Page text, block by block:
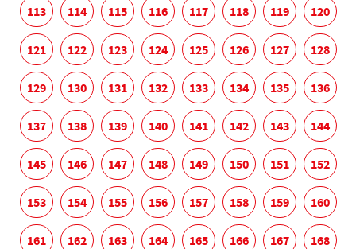
113 114 115 116 117 118 119 120
121 122 123 124 125 126 127 128
129 130 131 132 133 134 135 136
137 138 139 140 141 142 143 144
145 146 147 148 149 150 151 152
153 154 155 156 157 158 159 160
161 162 163 164 165 166 167 168